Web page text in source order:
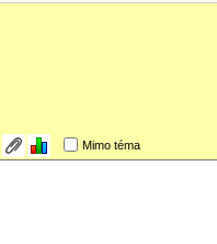
Mimo téma